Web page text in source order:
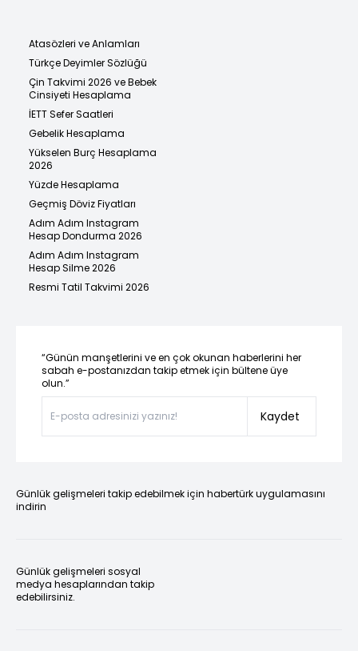
Atasözleri ve Anlamları
Türkçe Deyimler Sözlüğü
Çin Takvimi 2026 ve Bebek
Cinsiyeti Hesaplama
İETT Sefer Saatleri
Gebelik Hesaplama
Yükselen Burç Hesaplama
2026
Yüzde Hesaplama
Geçmiş Döviz Fiyatları
Adım Adım Instagram
Hesap Dondurma 2026
Adım Adım Instagram
Hesap Silme 2026
Resmi Tatil Takvimi 2026
“Günün manşetlerini ve en çok okunan haberlerini her
sabah e-postanızdan takip etmek için bültene üye
olun.”
Kaydet
Günlük gelişmeleri takip edebilmek için habertürk uygulamasını
indirin
Günlük gelişmeleri sosyal
medya hesaplarından takip
edebilirsiniz.